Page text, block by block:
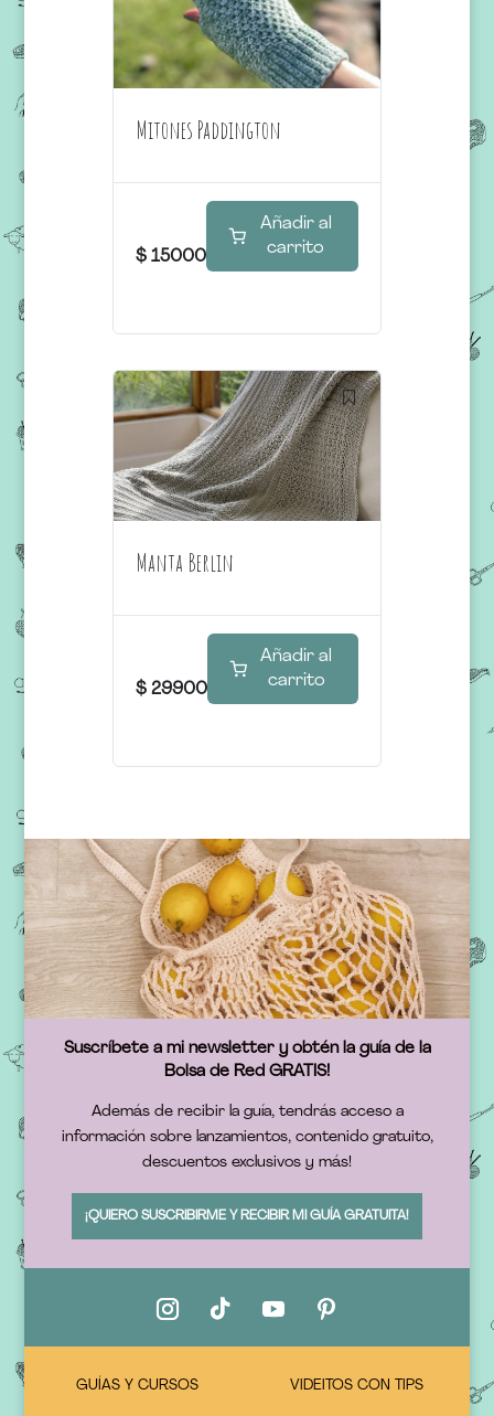
Mitones Paddington
$ 15000
Añadir al
carrito
Manta Berlin
$ 29900
Añadir al
carrito
Suscríbete a mi newsletter y obtén la guía de la
Bolsa de Red GRATIS!
Además de recibir la guía, tendrás acceso a
información sobre lanzamientos, contenido gratuito,
descuentos exclusivos y más!
¡QUIERO SUSCRIBIRME Y RECIBIR MI GUÍA GRATUITA!
GUÍAS Y CURSOS VIDEITOS CON TIPS